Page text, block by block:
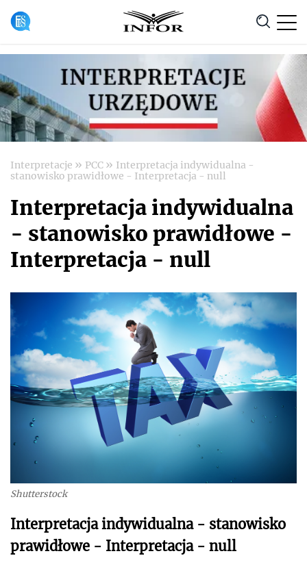
Anuluj
Interpretacje » PCC » Interpretacja indywidualna -
stanowisko prawidłowe - Interpretacja - null
Interpretacja indywidualna
- stanowisko prawidłowe -
Interpretacja - null
Shutterstock
Interpretacja indywidualna - stanowisko
prawidłowe - Interpretacja - null